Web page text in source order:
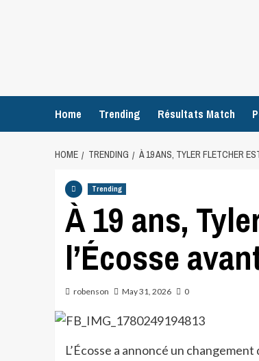
Home Trending Résultats Match
HOME TRENDING À 19 ANS, TYLER FLETCHER
Trending
À 19 ans,
l’Écosse
robenson May 31, 2026 0
L’Écosse a annoncé un